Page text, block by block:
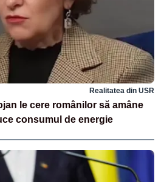
Realitatea din USR
le cere românilor să amâne
consumul de energie